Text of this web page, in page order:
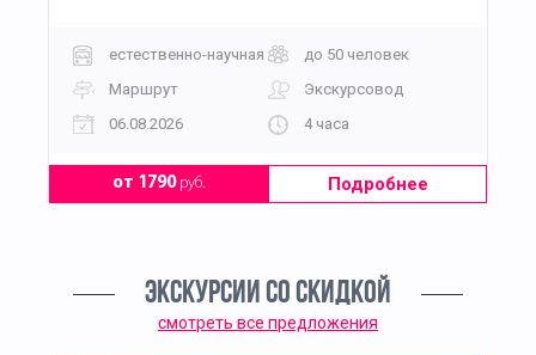
естественно-научная
до 50 человек
Маршрут
Экскурсовод
06.08.2026
4 часа
от 1790руб. Подробнее
ЭКСКУРСИИ СО СКИДКОЙ
смотреть все предложения